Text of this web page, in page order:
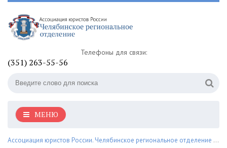
Телефоны для связи:
(351) 263-55-56
МЕНЮ
Ассоциация юристов России. Челябинское региональное отделение